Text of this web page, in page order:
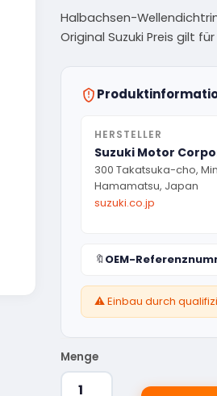
Halbachsen-
Original Suzuki Preis gilt für
HERSTELLER
Suzuki Motor
300 Takatsuka-cho,
Hamamatsu, Japan
suzuki.co.jp
🔖 OEM-
⚠️ Einbau durch
Menge